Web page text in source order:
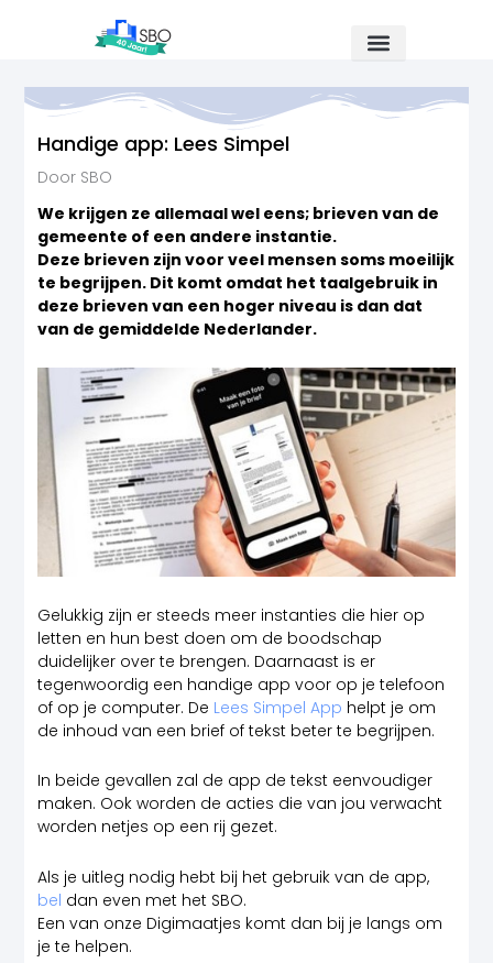
inhoud
Handige app: Lees Simpel
Door SBO
We krijgen ze allemaal wel eens; brieven van de
gemeente of een andere instantie.
Deze brieven zijn voor veel mensen soms moeilijk
te begrijpen. Dit komt omdat het taalgebruik in
deze brieven van een hoger niveau is dan dat
van de gemiddelde Nederlander.
Gelukkig zijn er steeds meer instanties die hier op
letten en hun best doen om de boodschap
duidelijker over te brengen. Daarnaast is er
tegenwoordig een handige app voor op je telefoon
of op je computer. De Lees Simpel App helpt je om
de inhoud van een brief of tekst beter te begrijpen.
In beide gevallen zal de app de tekst eenvoudiger
maken. Ook worden de acties die van jou verwacht
worden netjes op een rij gezet.
Als je uitleg nodig hebt bij het gebruik van de app,
bel dan even met het SBO.
Een van onze Digimaatjes komt dan bij je langs om
je te helpen.